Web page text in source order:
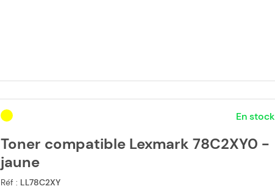
En stock
Toner compatible Lexmark 78C2XY0 -
jaune
Réf : LL78C2XY